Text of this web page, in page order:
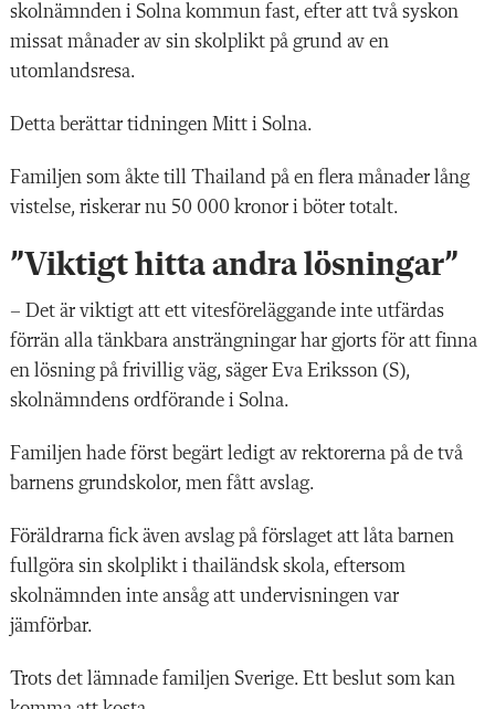
skolnämnden i Solna kommun fast, efter att två syskon
missat månader av sin skolplikt på grund av en
utomlandsresa.
Detta berättar tidningen Mitt i Solna.
Familjen som åkte till Thailand på en flera månader lång
vistelse, riskerar nu 50 000 kronor i böter totalt.
”Viktigt hitta andra lösningar”
– Det är viktigt att ett vitesföreläggande inte utfärdas
förrän alla tänkbara ansträngningar har gjorts för att finna
en lösning på frivillig väg, säger Eva Eriksson (S),
skolnämndens ordförande i Solna.
Familjen hade först begärt ledigt av rektorerna på de två
barnens grundskolor, men fått avslag.
Föräldrarna fick även avslag på förslaget att låta barnen
fullgöra sin skolplikt i thailändsk skola, eftersom
skolnämnden inte ansåg att undervisningen var
jämförbar.
Trots det lämnade familjen Sverige. Ett beslut som kan